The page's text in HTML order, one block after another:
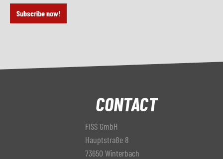
Subscribe now!
CONTACT
FISS GmbH
Hauptstraße 8
73650 Winterbach